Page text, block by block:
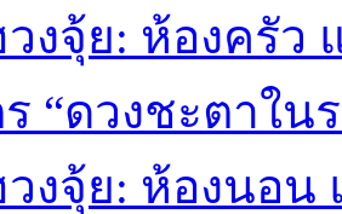
งจุ้ย: ห้องครัว
“ดวงชะตาใน
งจุ้ย: ห้องนอน